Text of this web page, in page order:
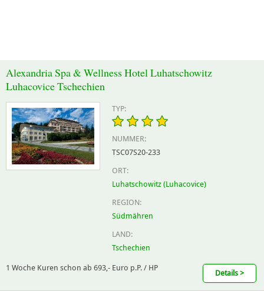
Alexandria Spa & Wellness Hotel Luhatschowitz
Luhacovice Tschechien
TYP:
NUMMER:
TSC07S20-233
ORT:
Luhatschowitz (Luhacovice)
REGION:
Südmähren
LAND:
Tschechien
1 Woche Kuren schon ab 693,- Euro p.P. / HP
Details >